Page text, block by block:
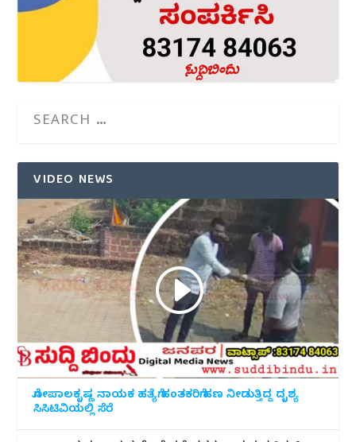
VIDEO NEWS
ಗೋಪಾಲಕೃಷ್ಣ ನಾಯಕ ಹತ್ಯೆಗೆ ಹಂತಕರಿಗೆ ಹಣ ನೀಡುತ್ತಿದ್ದ ದೃಶ್ಯ
ಸಿಸಿಟಿವಿಯಲ್ಲಿ ಸೆರೆ